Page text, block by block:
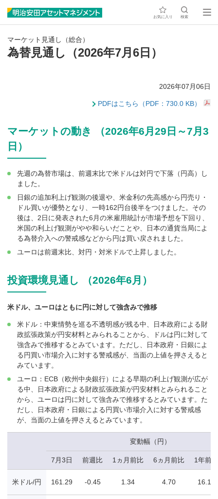
お気に入り 検索
マーケット見通し（総合）
為替見通し（2026年7月6日）
2026年07月06日
PDFはこちら（PDF：730.0 KB）
マーケットの動き （2026年6月29日～7月3
日）
先週の為替市場は、前週末比で米ドルは対円で下落（円高）し
ました。
日銀の追加利上げ観測の後退や、米金利の先高感から円売り・
ドル買いが優勢となり、一時162円台後半をつけました。その
後は、2日に発表された6月の米雇用統計が市場予想を下回り、
米国の利上げ観測がやや和らいだことや、日本の通貨当局によ
る為替介入への警戒感などから円は買い戻されました。
ユーロは前週末比、対円・対米ドルで上昇しました。
投資環境見通し （2026年6月）
米ドル、ユーロはともに円に対して強含みで推移
米ドル：中東情勢を巡る不透明感が残る中、日本政府による財
政拡張政策が円安材料とみられることから、ドルは円に対して
強含みで推移するとみています。ただし、日本政府・日銀によ
る円買い市場介入に対する警戒感が、当面の上値を押さえると
みています。
ユーロ：ECB（欧州中央銀行）による早期の利上げ観測が広が
る中、日本政府による財政拡張政策が円安材料とみられること
から、ユーロは円に対して強含みで推移するとみています。た
だし、日本政府・日銀による円買い市場介入に対する警戒感
が、当面の上値を押さえるとみています。
変動幅（円）
7月3日 前週比 1ヵ月前比 6ヵ月前比 1年前比
米ドル/円 161.29 -0.45 1.34 4.70 16.17